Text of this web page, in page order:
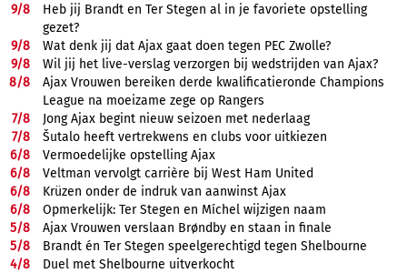
9/8
Heb jij Brandt en Ter Stegen al in je favoriete opstelling
gezet?
9/8
Wat denk jij dat Ajax gaat doen tegen PEC Zwolle?
9/8
Wil jij het live-verslag verzorgen bij wedstrijden van Ajax?
8/8
Ajax Vrouwen bereiken derde kwalificatieronde Champions
League na moeizame zege op Rangers
7/8
Jong Ajax begint nieuw seizoen met nederlaag
7/8
Šutalo heeft vertrekwens en clubs voor uitkiezen
6/8
Vermoedelijke opstelling Ajax
6/8
Veltman vervolgt carrière bij West Ham United
6/8
Krüzen onder de indruk van aanwinst Ajax
6/8
Opmerkelijk: Ter Stegen en Míchel wijzigen naam
5/8
Ajax Vrouwen verslaan Brøndby en staan in finale
5/8
Brandt én Ter Stegen speelgerechtigd tegen Shelbourne
4/8
Duel met Shelbourne uitverkocht